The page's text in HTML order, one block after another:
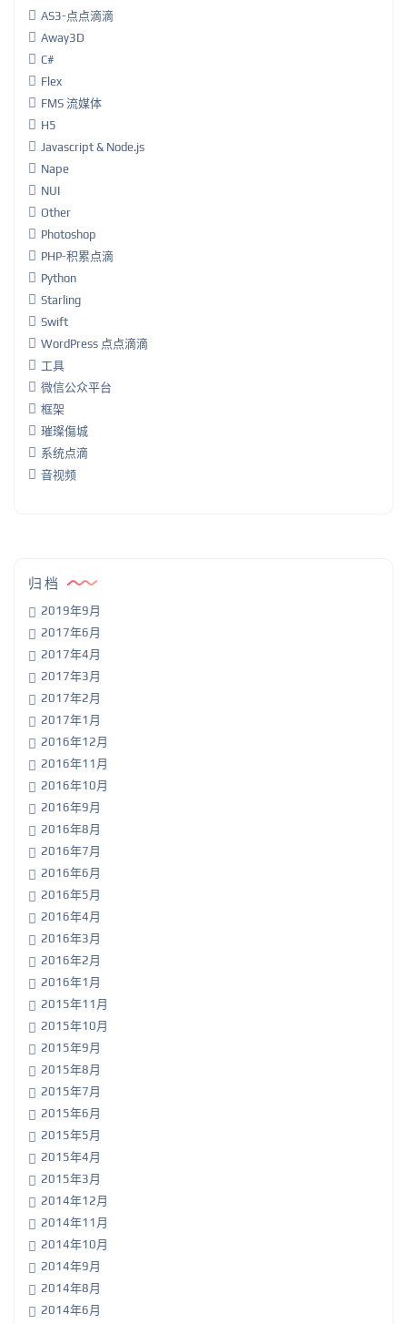
AS3-点点滴滴
Away3D
C#
Flex
FMS 流媒体
H5
Javascript & Node.js
Nape
NUI
Other
Photoshop
PHP-积累点滴
Python
Starling
Swift
WordPress 点点滴滴
工具
微信公众平台
框架
璀璨傷城
系统点滴
音视频
归档
2019年9月
2017年6月
2017年4月
2017年3月
2017年2月
2017年1月
2016年12月
2016年11月
2016年10月
2016年9月
2016年8月
2016年7月
2016年6月
2016年5月
2016年4月
2016年3月
2016年2月
2016年1月
2015年11月
2015年10月
2015年9月
2015年8月
2015年7月
2015年6月
2015年5月
2015年4月
2015年3月
2014年12月
2014年11月
2014年10月
2014年9月
2014年8月
2014年6月